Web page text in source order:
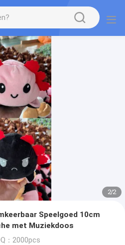
2/2
Speelgoed 10cm
met Muziekdoos
：2000pcs